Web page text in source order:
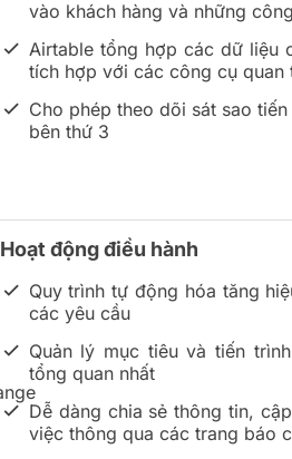
vào khách hàng và những
Airtable tổng hợp các dữ liệu
tích hợp với các công cụ quan
Cho phép theo dõi sát sao
bên thứ 3
Hoạt động điều hành
Quy trình tự động hóa tăng
các yêu cầu
Quản lý mục tiêu và tiến
tổng quan nhất
Dễ dàng chia sẻ thông tin,
việc thông qua các trang báo